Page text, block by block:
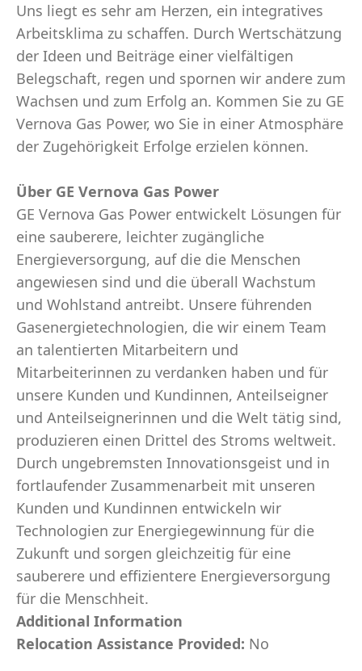
Uns liegt es sehr am Herzen, ein integratives
Arbeitsklima zu schaffen. Durch Wertschätzung
der Ideen und Beiträge einer vielfältigen
Belegschaft, regen und spornen wir andere zum
Wachsen und zum Erfolg an. Kommen Sie zu GE
Vernova Gas Power, wo Sie in einer Atmosphäre
der Zugehörigkeit Erfolge erzielen können.
Über GE Vernova Gas Power
GE Vernova Gas Power entwickelt Lösungen für
eine sauberere, leichter zugängliche
Energieversorgung, auf die die Menschen
angewiesen sind und die überall Wachstum
und Wohlstand antreibt. Unsere führenden
Gasenergietechnologien, die wir einem Team
an talentierten Mitarbeitern und
Mitarbeiterinnen zu verdanken haben und für
unsere Kunden und Kundinnen, Anteilseigner
und Anteilseignerinnen und die Welt tätig sind,
produzieren einen Drittel des Stroms weltweit.
Durch ungebremsten Innovationsgeist und in
fortlaufender Zusammenarbeit mit unseren
Kunden und Kundinnen entwickeln wir
Technologien zur Energiegewinnung für die
Zukunft und sorgen gleichzeitig für eine
sauberere und effizientere Energieversorgung
für die Menschheit.
Additional Information
Relocation Assistance Provided: No